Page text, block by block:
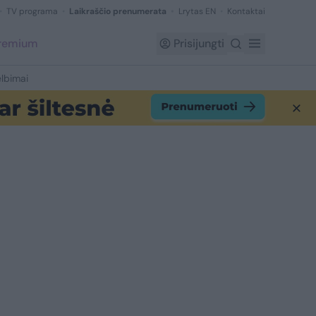
TV programa Laikraščio prenumerata Lrytas EN Kontaktai
Prisijungti